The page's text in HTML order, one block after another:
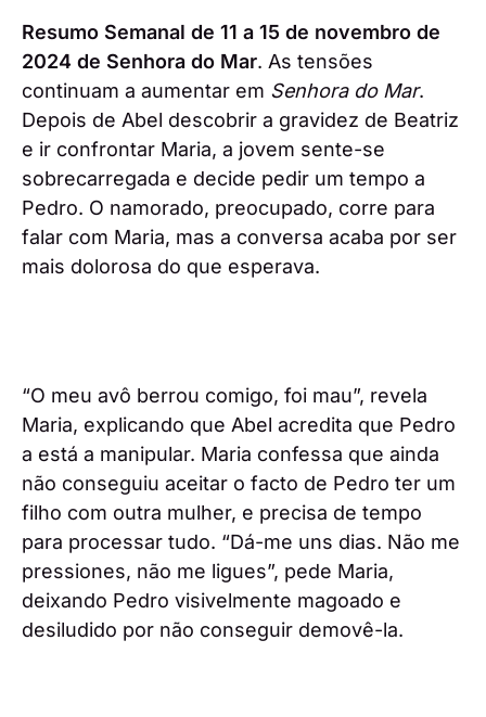
Resumo Semanal de 11 a 15 de novembro de
2024 de Senhora do Mar. As tensões
continuam a aumentar em Senhora do Mar.
Depois de Abel descobrir a gravidez de Beatriz
e ir confrontar Maria, a jovem sente-se
sobrecarregada e decide pedir um tempo a
Pedro. O namorado, preocupado, corre para
falar com Maria, mas a conversa acaba por ser
mais dolorosa do que esperava.
“O meu avô berrou comigo, foi mau”, revela
Maria, explicando que Abel acredita que Pedro
a está a manipular. Maria confessa que ainda
não conseguiu aceitar o facto de Pedro ter um
filho com outra mulher, e precisa de tempo
para processar tudo. “Dá-me uns dias. Não me
pressiones, não me ligues”, pede Maria,
deixando Pedro visivelmente magoado e
desiludido por não conseguir demovê-la.